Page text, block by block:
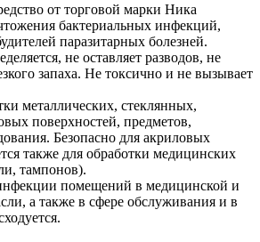
от торговой марки Ника
бактериальных инфекций,
паразитарных болезней.
не оставляет разводов, не
запаха. Не токсично и не вызывает
металлических, стеклянных,
поверхностей, предметов,
Безопасно для акриловых
также для обработки медицинских
тампонов).
помещений в медицинской и
а также в сфере обслуживания и в